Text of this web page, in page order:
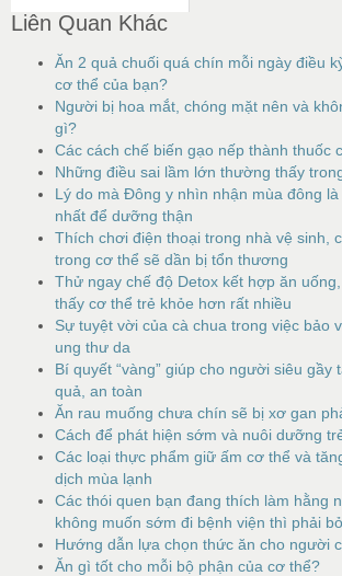
Liên Quan Khác
Ăn 2 quả chuối quá chín mỗi ngày điều
cơ thể của bạn?
Người bị hoa mắt, chóng mặt nên và
gì?
Các cách chế biến gạo nếp thành thuốc
Những điều sai lầm lớn thường thấy
Lý do mà Đông y nhìn nhận mùa đông
nhất để dưỡng thận
Thích chơi điện thoại trong nhà vệ sinh,
trong cơ thể sẽ dần bị tổn thương
Thử ngay chế độ Detox kết hợp ăn
thấy cơ thể trẻ khỏe hơn rất nhiều
Sự tuyệt vời của cà chua trong việc bảo
ung thư da
Bí quyết “vàng” giúp cho người siêu gầy
quả, an toàn
Ăn rau muống chưa chín sẽ bị xơ gan
Cách để phát hiện sớm và nuôi dưỡng
Các loại thực phẩm giữ ấm cơ thể và
dịch mùa lạnh
Các thói quen bạn đang thích làm hằng
không muốn sớm đi bệnh viện thì phải bỏ
Hướng dẫn lựa chọn thức ăn cho người
Ăn gì tốt cho mỗi bộ phận của cơ thể?